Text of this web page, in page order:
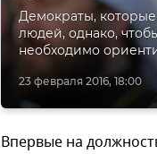
23 февраля 2016, 18:00
Демократы,
людей, однако,
необходимо
Впервые на